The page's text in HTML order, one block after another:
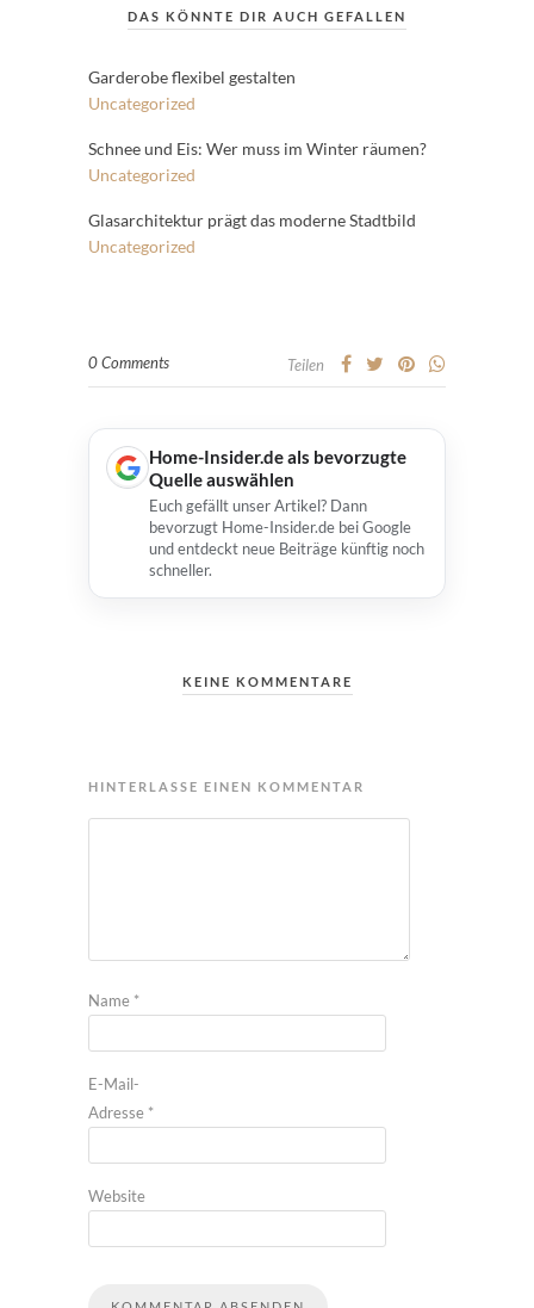
DAS KÖNNTE DIR AUCH GEFALLEN
Garderobe flexibel gestalten
Uncategorized
Schnee und Eis: Wer muss im Winter räumen?
Uncategorized
Glasarchitektur prägt das moderne Stadtbild
Uncategorized
0 Comments Teilen
Home-Insider.de als bevorzugte
Quelle auswählen
Euch gefällt unser Artikel? Dann
bevorzugt Home-Insider.de bei Google
und entdeckt neue Beiträge künftig noch
schneller.
KEINE KOMMENTARE
HINTERLASSE EINEN KOMMENTAR
Name *
E-Mail-
Adresse *
Website